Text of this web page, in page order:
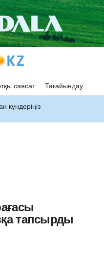
саясат Тағайындау
күндеріңіз
тапсырды